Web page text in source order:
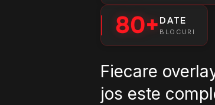
80+ DATE
BLOCURI
Fiecare
jos este